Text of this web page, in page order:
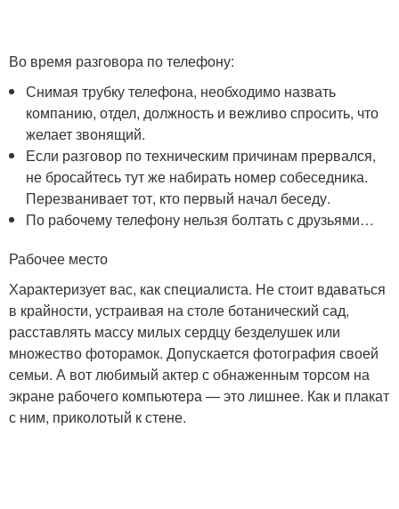
Во время разговора по телефону:
Снимая трубку телефона, необходимо назвать
компанию, отдел, должность и вежливо спросить, что
желает звонящий.
Если разговор по техническим причинам прервался,
не бросайтесь тут же набирать номер собеседника.
Перезванивает тот, кто первый начал беседу.
По рабочему телефону нельзя болтать с друзьями…
Рабочее место
Характеризует вас, как специалиста. Не стоит вдаваться
в крайности, устраивая на столе ботанический сад,
расставлять массу милых сердцу безделушек или
множество фоторамок. Допускается фотография своей
семьи. А вот любимый актер с обнаженным торсом на
экране рабочего компьютера — это лишнее. Как и плакат
с ним, приколотый к стене.